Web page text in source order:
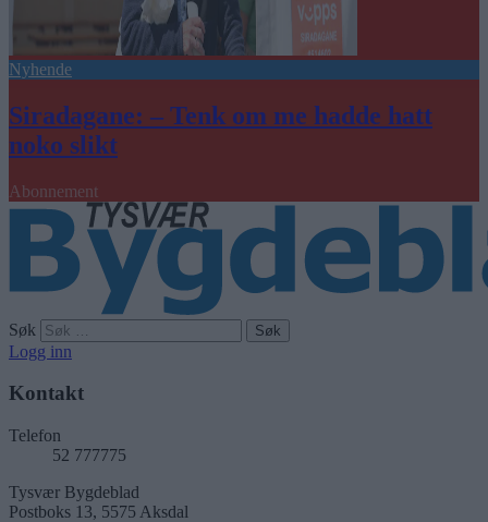
Nyhende
Siradagane: – Tenk om me hadde hatt
noko slikt
Abonnement
Søk
Logg inn
Kontakt
Telefon
52 777775
Tysvær Bygdeblad
Postboks 13, 5575 Aksdal